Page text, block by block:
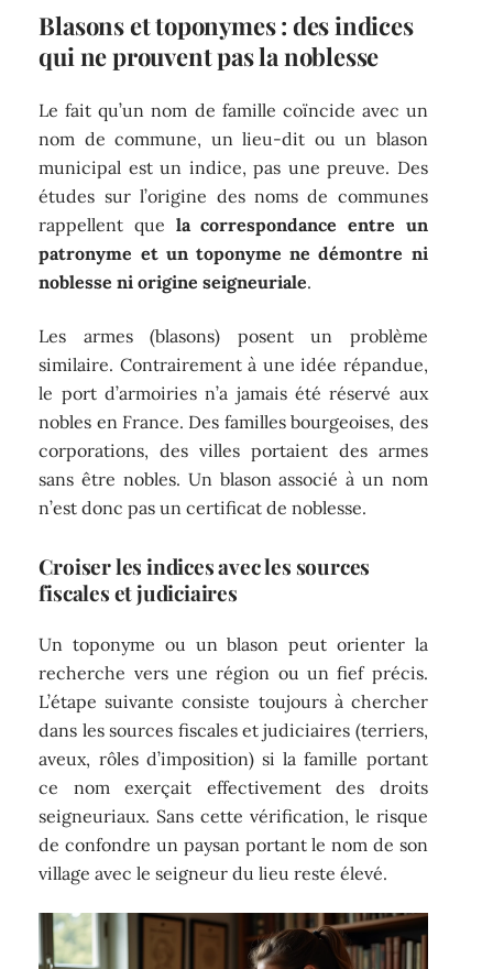
Blasons et toponymes : des indices
qui ne prouvent pas la noblesse
Le fait qu’un nom de famille coïncide avec un
nom de commune, un lieu-dit ou un blason
municipal est un indice, pas une preuve. Des
études sur l’origine des noms de communes
rappellent que la correspondance entre un
patronyme et un toponyme ne démontre ni
noblesse ni origine seigneuriale.
Les armes (blasons) posent un problème
similaire. Contrairement à une idée répandue,
le port d’armoiries n’a jamais été réservé aux
nobles en France. Des familles bourgeoises, des
corporations, des villes portaient des armes
sans être nobles. Un blason associé à un nom
n’est donc pas un certificat de noblesse.
Croiser les indices avec les sources
fiscales et judiciaires
Un toponyme ou un blason peut orienter la
recherche vers une région ou un fief précis.
L’étape suivante consiste toujours à chercher
dans les sources fiscales et judiciaires (terriers,
aveux, rôles d’imposition) si la famille portant
ce nom exerçait effectivement des droits
seigneuriaux. Sans cette vérification, le risque
de confondre un paysan portant le nom de son
village avec le seigneur du lieu reste élevé.